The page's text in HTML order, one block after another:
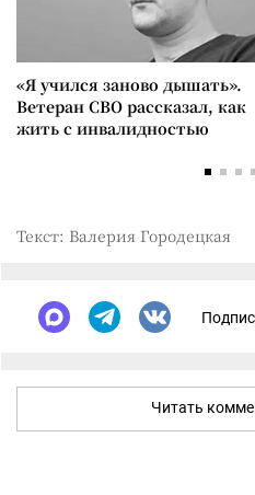
«Я учился заново дышать».
Ветеран СВО рассказал, как
жить с инвалидностью
Текст: Валерия Городецкая
Читать